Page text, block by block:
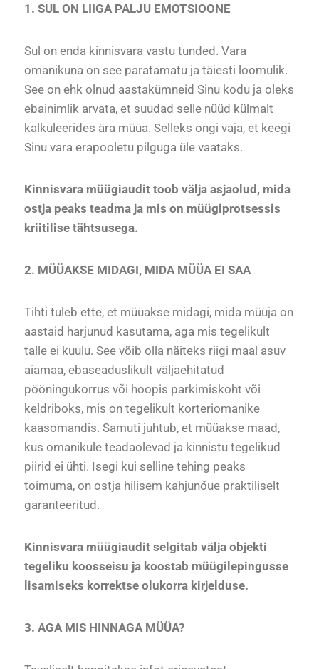
1. SUL ON LIIGA PALJU EMOTSIOONE
Sul on enda kinnisvara vastu tunded. Vara
omanikuna on see paratamatu ja täiesti loomulik.
See on ehk olnud aastakümneid Sinu kodu ja oleks
ebainimlik arvata, et suudad selle nüüd külmalt
kalkuleerides ära müüa. Selleks ongi vaja, et keegi
Sinu vara erapooletu pilguga üle vaataks.
Kinnisvara müügiaudit toob välja asjaolud, mida
ostja peaks teadma ja mis on müügiprotsessis
kriitilise tähtsusega.
2. MÜÜAKSE MIDAGI, MIDA MÜÜA EI SAA
Tihti tuleb ette, et müüakse midagi, mida müüja on
aastaid harjunud kasutama, aga mis tegelikult
talle ei kuulu. See võib olla näiteks riigi maal asuv
aiamaa, ebaseaduslikult väljaehitatud
pööningukorrus või hoopis parkimiskoht või
keldriboks, mis on tegelikult korteriomanike
kaasomandis. Samuti juhtub, et müüakse maad,
kus omanikule teadaolevad ja kinnistu tegelikud
piirid ei ühti. Isegi kui selline tehing peaks
toimuma, on ostja hilisem kahjunõue praktiliselt
garanteeritud.
Kinnisvara müügiaudit selgitab välja objekti
tegeliku koosseisu ja koostab müügilepingusse
lisamiseks korrektse olukorra kirjelduse.
3. AGA MIS HINNAGA MÜÜA?